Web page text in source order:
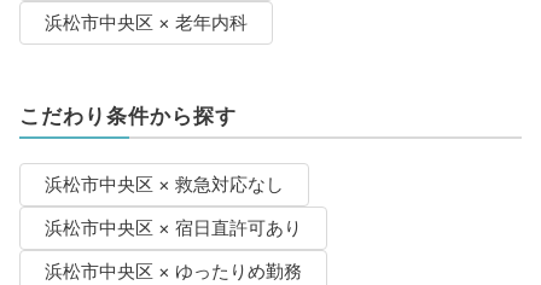
浜松市中央区 × 老年内科
こだわり条件から探す
浜松市中央区 × 救急対応なし
浜松市中央区 × 宿日直許可あり
浜松市中央区 × ゆったりめ勤務